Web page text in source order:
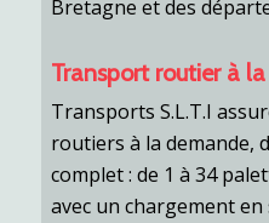
Bretagne et des
Transport routier à
Transports S.L.T.I
routiers à la demande,
complet : de 1 à 34
avec un chargement